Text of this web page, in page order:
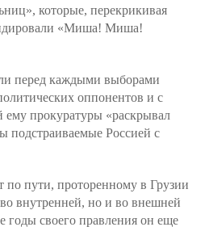
которые, перекрикивая
«Миша! Миша!
перед каждыми выборами
оппонентов и с
прокуратуры «раскрывал
подстраиваемые Россией с
пути, проторенному в Грузии
внутренней, но и во внешней
годы своего правления он еще